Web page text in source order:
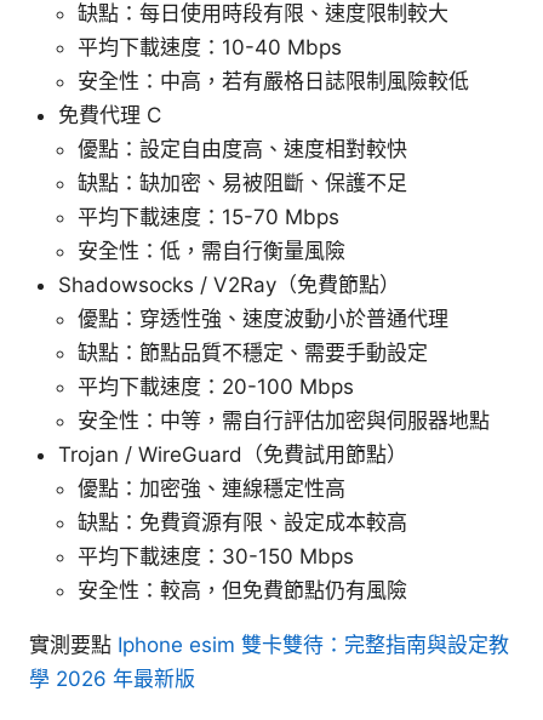
缺點：每日使用時段有限、速度限制較大
平均下載速度：10-40 Mbps
安全性：中高，若有嚴格日誌限制風險較低
免費代理 C
優點：設定自由度高、速度相對較快
缺點：缺加密、易被阻斷、保護不足
平均下載速度：15-70 Mbps
安全性：低，需自行衡量風險
Shadowsocks / V2Ray（免費節點）
優點：穿透性強、速度波動小於普通代理
缺點：節點品質不穩定、需要手動設定
平均下載速度：20-100 Mbps
安全性：中等，需自行評估加密與伺服器地點
Trojan / WireGuard（免費試用節點）
優點：加密強、連線穩定性高
缺點：免費資源有限、設定成本較高
平均下載速度：30-150 Mbps
安全性：較高，但免費節點仍有風險
實測要點 Iphone esim 雙卡雙待：完整指南與設定教
學 2026 年最新版